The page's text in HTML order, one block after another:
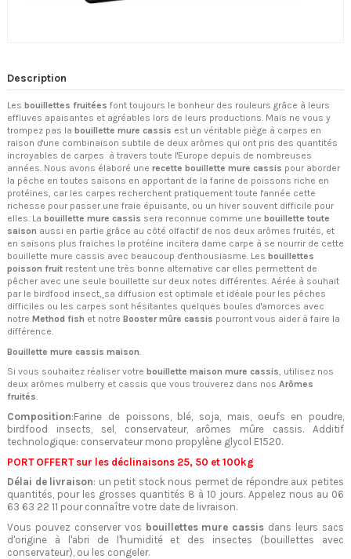
Description
Les bouillettes fruitées font toujours le bonheur des rouleurs grâce à leurs
effluves apaisantes et agréables lors de leurs productions. Mais ne vous y
trompez pas la bouillette mure cassis est un véritable piège à carpes en
raison d'une combinaison subtile de deux arômes qui ont pris des quantités
incroyables de carpes à travers toute l'Europe depuis de nombreuses
années. Nous avons élaboré une recette bouillette mure cassis pour aborder
la pêche en toutes saisons en apportant de la farine de poissons riche en
protéines, car les carpes recherchent pratiquement toute l'année cette
richesse pour passer une fraie épuisante, ou un hiver souvent difficile pour
elles. La bouillette mure cassis sera reconnue comme une bouillette toute
saison aussi en partie grâce au côté olfactif de nos deux arômes fruités, et
en saisons plus fraiches la protéine incitera dame carpe à se nourrir de cette
bouillette mure cassis avec beaucoup d'enthousiasme. Les bouillettes
poisson fruit restent une très bonne alternative car elles permettent de
pêcher avec une seule bouillette sur deux notes différentes. Aérée à souhait
par le birdfood insect, sa diffusion est optimale et idéale pour les pêches
difficiles ou les carpes sont hésitantes quelques boules d'amorces avec
notre Method fish et notre Booster mûre cassis pourront vous aider à faire la
différence.
Bouillette mure cassis maison
Si vous souhaitez réaliser votre bouillette maison mure cassis, utilisez nos
deux arômes mulberry et cassis que vous trouverez dans nos Arômes
fruités.
Composition:Farine de poissons, blé, soja, mais, oeufs en poudre,
birdfood insects, sel, conservateur, arômes mûre cassis. Additif
technologique: conservateur mono propylène glycol E1520.
PORT OFFERT sur les déclinaisons 25, 50 et 100kg
Délai de livraison: un petit stock nous permet de répondre aux petites
quantités, pour les grosses quantités 8 à 10 jours. Appelez nous au 06
63 63 22 11 pour connaître votre date de livraison.
Vous pouvez conserver vos bouillettes mure cassis dans leurs sacs
d'origine à l'abri de l'humidité et des insectes (bouillettes avec
conservateur), ou les congeler.